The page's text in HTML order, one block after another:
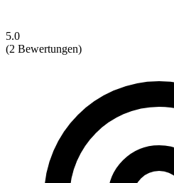
5.0
(2 Bewertungen)